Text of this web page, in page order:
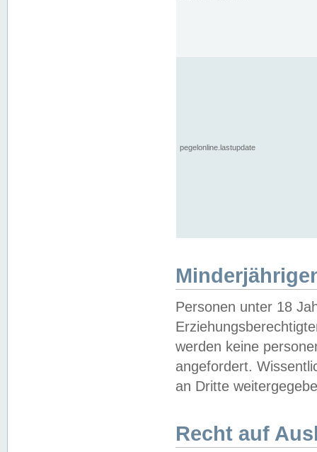
pegelonline.lastupdate
Personen unter 18
werden keine
angefordert.
an Dritte
Recht auf